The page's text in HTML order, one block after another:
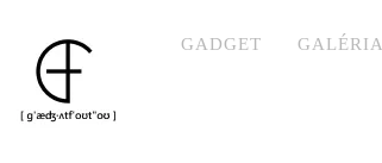
GADGET GALÉRIA